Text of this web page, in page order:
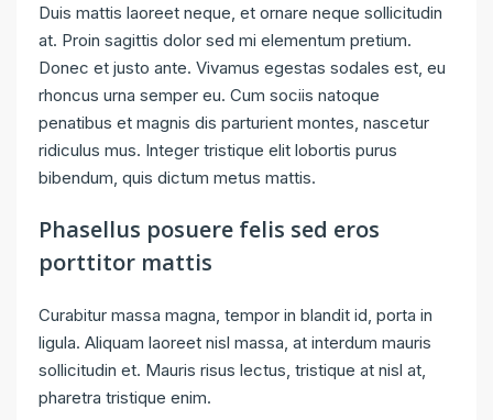
Duis mattis laoreet neque, et ornare neque sollicitudin
at. Proin sagittis dolor sed mi elementum pretium.
Donec et justo ante. Vivamus egestas sodales est, eu
rhoncus urna semper eu. Cum sociis natoque
penatibus et magnis dis parturient montes, nascetur
ridiculus mus. Integer tristique elit lobortis purus
bibendum, quis dictum metus mattis.
Phasellus posuere felis sed eros
porttitor mattis
Curabitur massa magna, tempor in blandit id, porta in
ligula. Aliquam laoreet nisl massa, at interdum mauris
sollicitudin et. Mauris risus lectus, tristique at nisl at,
pharetra tristique enim.